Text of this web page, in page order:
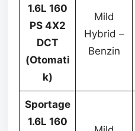
1.6L 160
PS 4X2
DCT
(Otomati
k)
Mild
Hybrid –
Benzin
Sportage
1.6L 160